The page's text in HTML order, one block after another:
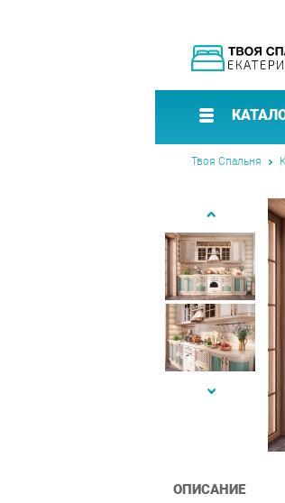
Твоя Спальня
ОПИСАНИЕ